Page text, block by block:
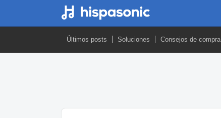
Últimos posts Soluciones Consejos de compra